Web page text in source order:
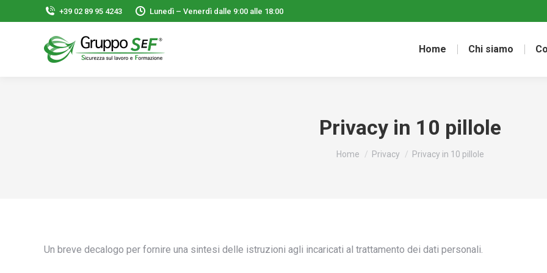
+39 02 89 95 4243 Lunedì – Venerdì dalle 9:00 alle 18:00
Home Chi siamo
Privacy in 10 pillole
Tu sei qui:
Home Privacy Privacy in 10 pillole
Un breve decalogo per fornire una sintesi delle istruzioni agli incaricati al trattamento dei dati personali.